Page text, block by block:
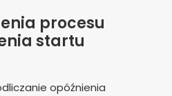
procesu
startu
opóźnienia